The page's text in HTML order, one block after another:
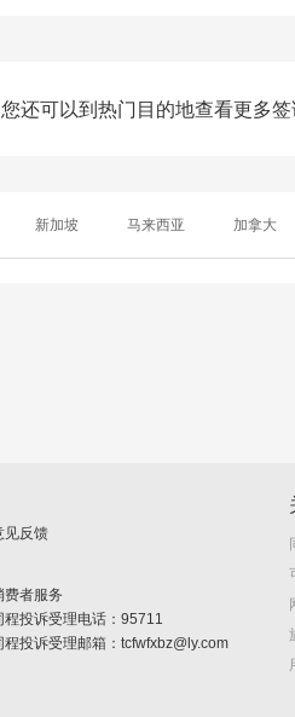
还可以到热门目的地查看更多
新加坡 马来西亚 加拿大
见反馈
费者服务
程投诉受理电话：95711
程投诉受理邮箱：tcfwfxbz@ly.com